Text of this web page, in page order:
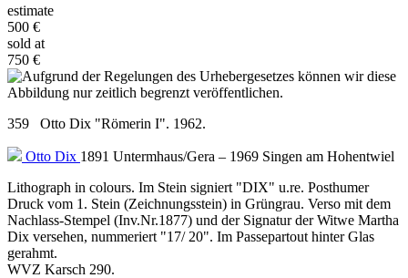
estimate
500 €
sold at
750 €
359 Otto Dix "Römerin I". 1962.
Otto Dix 1891 Untermhaus/Gera – 1969 Singen am Hohentwiel
Lithograph in colours. Im Stein signiert "DIX" u.re. Posthumer
Druck vom 1. Stein (Zeichnungsstein) in Grüngrau. Verso mit dem
Nachlass-Stempel (Inv.Nr.1877) und der Signatur der Witwe Martha
Dix versehen, nummeriert "17/ 20". Im Passepartout hinter Glas
gerahmt.
WVZ Karsch 290.